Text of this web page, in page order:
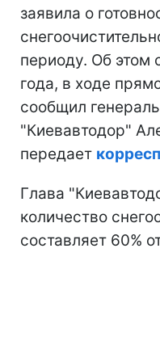
заявила о
периоду. Об этом
года, в ходе
сообщил
"Киевавтодор"
передает
Глава
количество
составляет 60%